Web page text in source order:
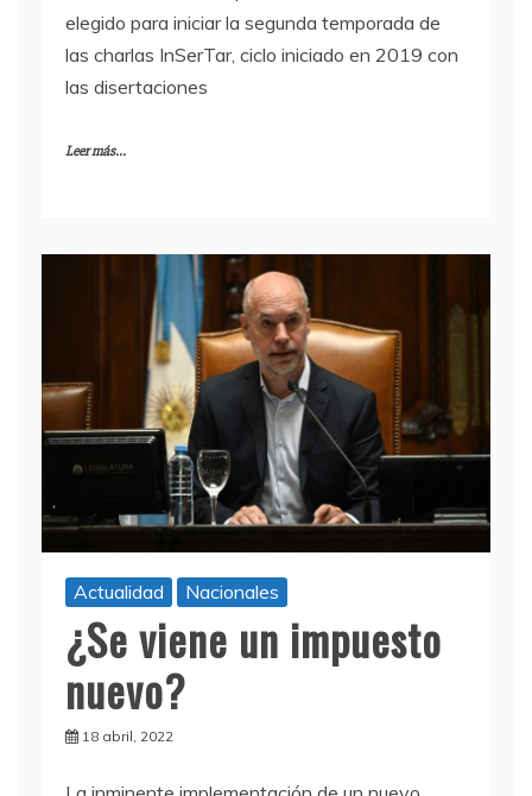
El universo de las criptomonedas es el tema
elegido para iniciar la segunda temporada de
las charlas InSerTar, ciclo iniciado en 2019 con
Actualidad Nacionales
¿Se viene un impuesto
nuevo?